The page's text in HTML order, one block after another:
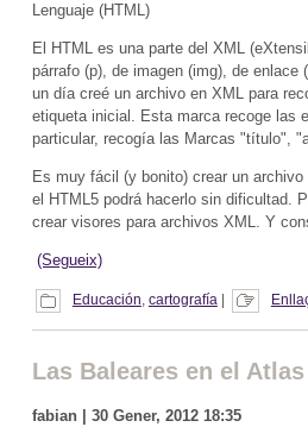
Lenguaje (HTML)
El HTML es una parte del XML
párrafo (p), de imagen (img), de
un día creé un archivo en XML para
etiqueta inicial. Esta marca recoge las
particular, recogía las Marcas "título",
Es muy fácil (y bonito) crear un
el HTML5 podrá hacerlo sin dificultad.
crear visores para archivos XML. Y
(Segueix)
Educación cartografía |
Las Baleares en el
fabian | 30 Gener, 2012 18:35